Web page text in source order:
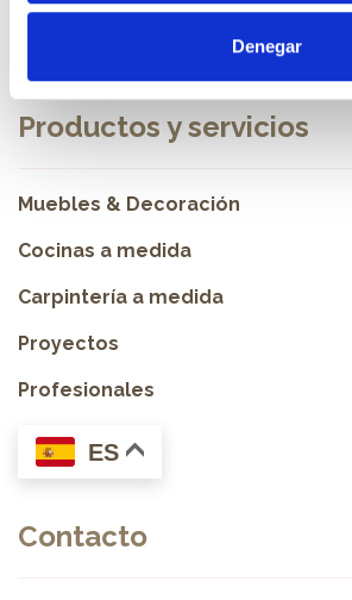
Denegar
SOLICITA UNA CITA
Productos y servicios
Muebles & Decoración
Cocinas a medida
Carpintería a medida
Proyectos
Profesionales
ES
Contacto